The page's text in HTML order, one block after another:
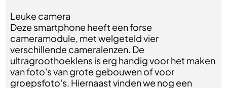
Leuke camera
Deze smartphone heeft een forse
cameramodule, met welgeteld vier
verschillende cameralenzen. De
ultragroothoeklens is erg handig voor het maken
van foto's van grote gebouwen of voor
groepsfoto's. Hiernaast vinden we nog een